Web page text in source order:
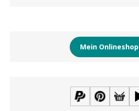
Mein Onlineshop